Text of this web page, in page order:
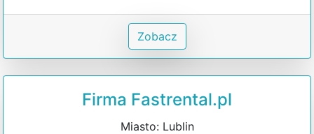
Zobacz
Firma Fastrental.pl
Miasto: Lublin